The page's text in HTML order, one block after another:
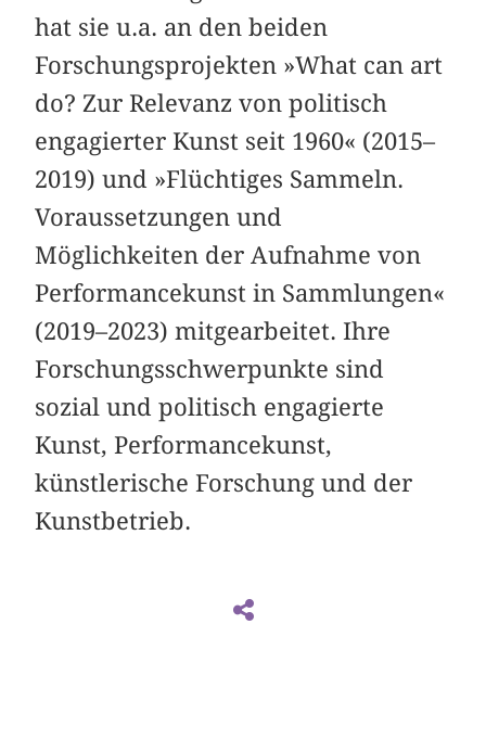
hat sie u.a. an den beiden
Forschungsprojekten »What can art
do? Zur Relevanz von politisch
engagierter Kunst seit 1960« (2015–
2019) und »Flüchtiges Sammeln.
Voraussetzungen und
Möglichkeiten der Aufnahme von
Performancekunst in Sammlungen«
(2019–2023) mitgearbeitet. Ihre
Forschungsschwerpunkte sind
sozial und politisch engagierte
Kunst, Performancekunst,
künstlerische Forschung und der
Kunstbetrieb.